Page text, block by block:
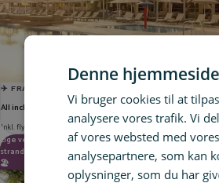
✈️ FRA BILLUND, AALBORG OG KØBENHAVN
All inclusive i Cypern
Inkl. fly, 4* hotel og all inclusive
Lige ved
stranden!
🏖️
fra 8.595 kr.
Denne
Vi bruger cookies til at
analysere vores trafik. Vi
af vores websted med
analysepartnere, som kan
oplysninger, som du har